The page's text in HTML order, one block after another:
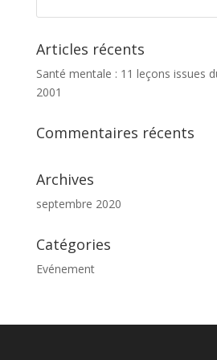
Articles récents
Santé mentale : 11 leçons issues
2001
Commentaires récents
Archives
septembre 2020
Catégories
Evénement